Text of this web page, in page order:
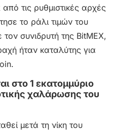
τις ρυθμιστικές αρχές
το ράλι τιμών του
συνιδρυτή της BitMEX,
ήταν καταλύτης για
στο 1 εκατομμύριο
χαλάρωσης του
μετά τη νίκη του